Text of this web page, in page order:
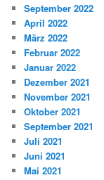
September 2022
April 2022
März 2022
Februar 2022
Januar 2022
Dezember 2021
November 2021
Oktober 2021
September 2021
Juli 2021
Juni 2021
Mai 2021